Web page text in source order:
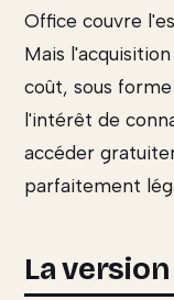
Office couvre
Mais
coût, sous
l'intérêt de
accéder
parfaitement
La